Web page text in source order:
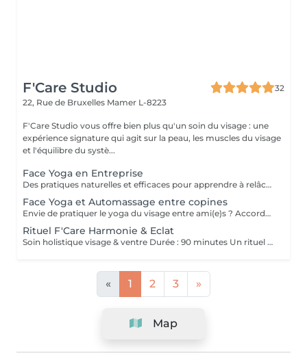
F'Care Studio
32
22, Rue de Bruxelles Mamer L-8223
F'Care Studio vous offre bien plus qu'un soin du visage : une
expérience signature qui agit sur la peau, les muscles du visage
et l'équilibre du systè...
Face Yoga en Entreprise
Des pratiques naturelles et efficaces pour apprendre à relâcher les tensions musculaires accumulées au cours de la journée, corriger la posture et défatiguer le regard. En associant la respiration aux exercices, le yoga du visage favorise la relaxation et la concentration mentale. Le Yoga du visage apporte une prise de conscience. C'est une boîte à outils dans laquelle chacun peut piocher l'outil qui répondra à son besoin au moment précis que ce soit un exercice, un automassage, un point d'acupression, le taping. C'est un véritable allié dans la prise en charge du bien-être de vos employés au quotidien ! Ce cours est pratiqué sur place, pour des groupes de 15 personnes maximum et ne nécessite aucun changement de tenue.
Face Yoga et Automassage entre copines
Envie de pratiquer le yoga du visage entre ami(e)s ? Accordez-vous un moment de détente et de partage, tout en apprenant les pratiques de Yoga facial et de l'automassage. Des solutions naturelles et efficaces pour tonifier, lisser, restructurer le visage, et raviver l'éclat. Franciane adapte le contenu du cours selon votre tranche d'âge, vos préoccupations et envies. Les cours collectifs sont proposés pour des groupes de 3 à 10 personnes. Prix dégressif à partir de 5 participantes Cours de 60 minutes en présentiel chez F'Care Studio, 22 rue de Bruxelles, L-8223 Mamer (Luxembourg).
Rituel F'Care Harmonie & Eclat
Soin holistique visage & ventre Durée : 90 minutes Un rituel profondément rééquilibrant qui relie le ventre, le visage et le système nerveux pour libérer les tensions accumulées, alléger le corps et révéler l'éclat naturel du visage. Le Rituel F'Care Harmonie & Éclat débute par un massage abdominal inspiré du Chi Nei Tsang, associé à des techniques de drainage et de travail manuel profond visant à relâcher les tensions physiques et émotionnelles logées dans le ventre. Cette première étape favorise une sensation de légèreté, améliore la circulation et invite le corps à un profond lâcher-prise. Le soin se poursuit avec un massage de la nuque, du cuir chevelu et un massage Face Sculpting sur mesure du visage., Les tensions musculaires se relâchent, les traits se défatiguent, les volumes du visage retrouvent davantage d'harmonie et la peau révèle un éclat plus frais et lumineux. Chaque séance est adaptée aux besoins du moment afin d'accompagner le visage et le corps vers un équilibre plus global. Bienfaits du rituel : Libération des tensions abdominales et émotionnelles Sensation de légèreté et de fluidité dans le corps Relâchement des tensions du visage, de la nuque et des trapèzes Drainage et stimulation de la circulation Traits plus détendus et visage plus lumineux Soutien de l'équilibre global du corps et du système nerveux Résultat : Le ventre se relâche, la respiration devient plus fluide, le visage retrouve de la douceur et de l'éclat. Le corps s'allège, l'esprit s'apaise et une sensation profonde d'harmonie intérieure s'installe.
« 1 2 3 »
Map